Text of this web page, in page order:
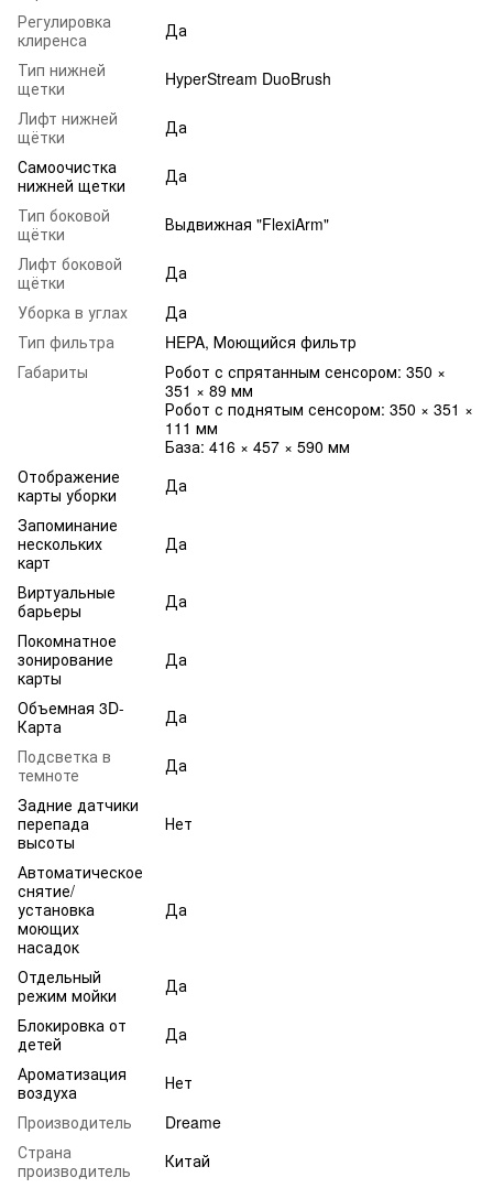
Регулировка
клиренса
Да
Тип нижней
щетки
HyperStream DuoBrush
Лифт нижней
щётки
Да
Самоочистка
нижней щетки
Да
Тип боковой
щётки
Выдвижная "FlexiArm"
Лифт боковой
щётки
Да
Уборка в углах
Да
Тип фильтра
HEPA, Моющийся фильтр
Габариты
Робот с спрятанным сенсором: 350 ×
351 × 89 мм
Робот с поднятым сенсором: 350 × 351 ×
111 мм
База: 416 × 457 × 590 мм
Отображение
карты уборки
Да
Запоминание
нескольких
карт
Да
Виртуальные
барьеры
Да
Покомнатное
зонирование
карты
Да
Объемная 3D-
Карта
Да
Подсветка в
темноте
Да
Задние датчики
перепада
высоты
Нет
Автоматическое
снятие/
установка
моющих
насадок
Да
Отдельный
режим мойки
Да
Блокировка от
детей
Да
Ароматизация
воздуха
Нет
Производитель
Dreame
Страна
производитель
Китай